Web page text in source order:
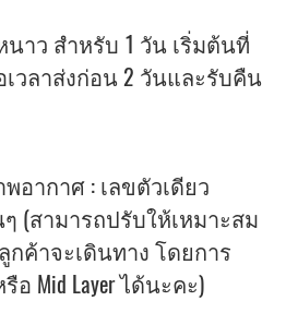
นาว สำหรับ 1 วัน เริ่มต้นที่
เวลาส่งก่อน 2 วันและรับคืน
อากาศ : เลขตัวเดียว
(สามารถปรับให้เหมาะสม
ค้าจะเดินทาง โดยการ
รือ Mid Layer ได้นะคะ)